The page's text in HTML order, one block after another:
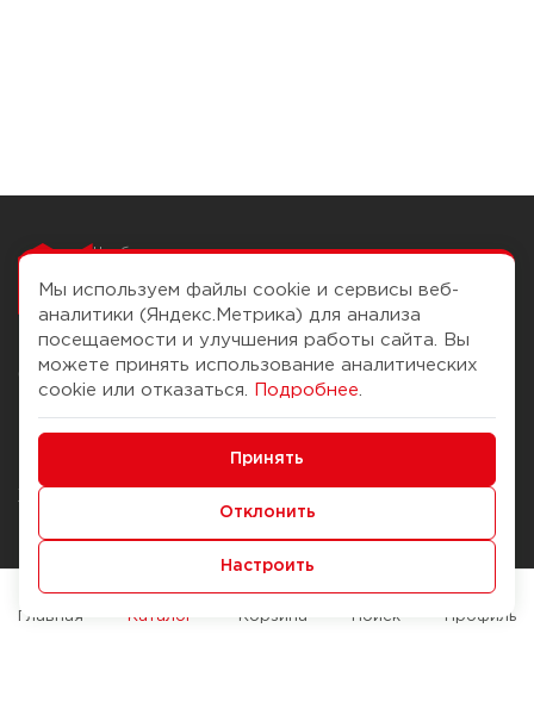
Чтобы вам легко
О компании
История Компании
Журнал
Наши марки
Брендирование
Помощь
Доставка и оплата
Способы оплаты
Служба контроля качества
Мы используем файлы cookie и сервисы веб-
аналитики (Яндекс.Метрика) для анализа
посещаемости и улучшения работы сайта. Вы
можете принять использование аналитических
cookie или отказаться.
Подробнее
Принять
Отклонить
Настроить
Главная Каталог Корзина Поиск Профиль